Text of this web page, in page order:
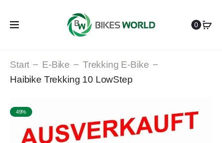
0
Start E-Bike
Trekking E-Bike
Haibike Trekking 10 LowStep
49%